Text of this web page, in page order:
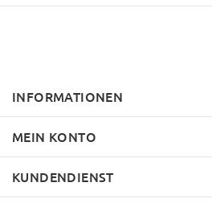
INFORMATIONEN
MEIN KONTO
KUNDENDIENST